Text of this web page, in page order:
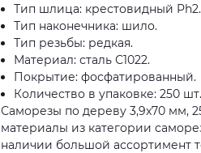
Тип шлица: крестовидный Ph2.
Тип наконечника: шило.
Тип резьбы: редкая.
Материал: сталь С1022.
Покрытие: фосфатированный.
Количество в упаковке: 250 шт.
Саморезы по дереву 3,9x70 мм,
материалы из категории
наличии большой ассортимент